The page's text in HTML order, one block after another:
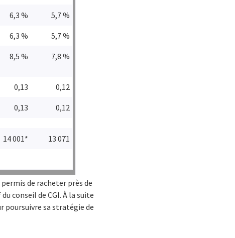
6,3 % 5,7 %
6,3 % 5,7 %
8,5 % 7,8 %
0,13 0,12
0,13 0,12
14 001* 13 071
de racheter près de
conseil de CGI. À la suite
poursuivre sa stratégie de